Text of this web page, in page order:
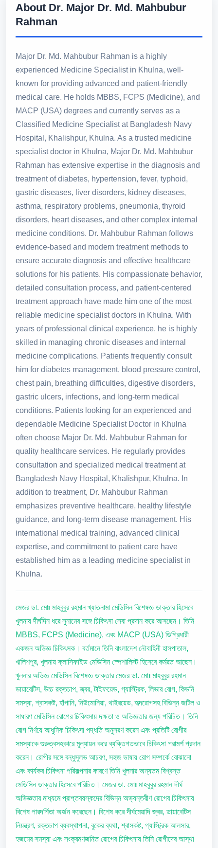
About Dr. Major Dr. Md. Mahbubur
Rahman
Major Dr. Md. Mahbubur Rahman is a highly
experienced Medicine Specialist in Khulna, well-
known for providing advanced and patient-friendly
medical care. He holds MBBS, FCPS (Medicine), and
MACP (USA) degrees and currently serves as a
Classified Medicine Specialist at Bangladesh Navy
Hospital, Khalishpur, Khulna. As a trusted medicine
specialist doctor in Khulna, Major Dr. Md. Mahbubur
Rahman has extensive expertise in the diagnosis and
treatment of diabetes, hypertension, fever, typhoid,
gastric diseases, liver disorders, kidney diseases,
asthma, respiratory problems, pneumonia, thyroid
disorders, heart diseases, and other complex internal
medicine conditions. Dr. Mahbubur Rahman follows
evidence-based and modern treatment methods to
ensure accurate diagnosis and effective healthcare
solutions for his patients. His compassionate behavior,
detailed consultation process, and patient-centered
treatment approach have made him one of the most
reliable medicine specialist doctors in Khulna. With
years of professional clinical experience, he is highly
skilled in managing chronic diseases and internal
medicine complications. Patients frequently consult
him for diabetes management, blood pressure control,
chest pain, breathing difficulties, digestive disorders,
gastric ulcers, infections, and long-term medical
conditions. Patients looking for an experienced and
dependable Medicine Specialist Doctor in Khulna
often choose Major Dr. Md. Mahbubur Rahman for
quality healthcare services. He regularly provides
consultation and specialized medical treatment at
Bangladesh Navy Hospital, Khalishpur, Khulna. In
addition to treatment, Dr. Mahbubur Rahman
emphasizes preventive healthcare, healthy lifestyle
guidance, and long-term disease management. His
international medical training, advanced clinical
expertise, and commitment to patient care have
established him as a leading medicine specialist in
Khulna.
মেজর ডা. মোঃ মাহবুবুর রহমান খ্যাতনামা মেডিসিন বিশেষজ্ঞ ডাক্তার হিসেবে
খুলনায় দীর্ঘদিন ধরে সুনামের সঙ্গে চিকিৎসা সেবা প্রদান করে আসছেন। তিনি
MBBS, FCPS (Medicine), এবং MACP (USA) ডিগ্রিধারী
একজন অভিজ্ঞ চিকিৎসক। বর্তমানে তিনি বাংলাদেশ নৌবাহিনী হাসপাতাল,
খালিশপুর, খুলনায় ক্লাসিফাইড মেডিসিন স্পেশালিস্ট হিসেবে কর্মরত আছেন।
খুলনার অভিজ্ঞ মেডিসিন বিশেষজ্ঞ ডাক্তার মেজর ডা. মোঃ মাহবুবুর রহমান
ডায়াবেটিস, উচ্চ রক্তচাপ, জ্বর, টাইফয়েড, গ্যাস্ট্রিক, লিভার রোগ, কিডনি
সমস্যা, শ্বাসকষ্ট, হাঁপানি, নিউমোনিয়া, থাইরয়েড, হৃদরোগসহ বিভিন্ন জটিল ও
সাধারণ মেডিসিন রোগের চিকিৎসায় দক্ষতা ও অভিজ্ঞতার জন্য পরিচিত। তিনি
রোগ নির্ণয়ে আধুনিক চিকিৎসা পদ্ধতি অনুসরণ করেন এবং প্রতিটি রোগীর
সমস্যাকে গুরুত্বসহকারে মূল্যায়ন করে ব্যক্তিগতভাবে চিকিৎসা পরামর্শ প্রদান
করেন। রোগীর সঙ্গে বন্ধুসুলভ আচরণ, সহজ ভাষায় রোগ সম্পর্কে বোঝানো
এবং কার্যকর চিকিৎসা পরিকল্পনার কারণে তিনি খুলনার অন্যতম বিশ্বস্ত
মেডিসিন ডাক্তার হিসেবে পরিচিত। মেজর ডা. মোঃ মাহবুবুর রহমান দীর্ঘ
অভিজ্ঞতার মাধ্যমে প্রাপ্তবয়স্কদের বিভিন্ন অভ্যন্তরীণ রোগের চিকিৎসায়
বিশেষ পারদর্শিতা অর্জন করেছেন। বিশেষ করে দীর্ঘমেয়াদি জ্বর, ডায়াবেটিস
নিয়ন্ত্রণ, রক্তচাপ ব্যবস্থাপনা, বুকের ব্যথা, শ্বাসকষ্ট, গ্যাস্ট্রিক আলসার,
হজমের সমস্যা এবং সংক্রমণজনিত রোগের চিকিৎসায় তিনি রোগীদের আস্থা